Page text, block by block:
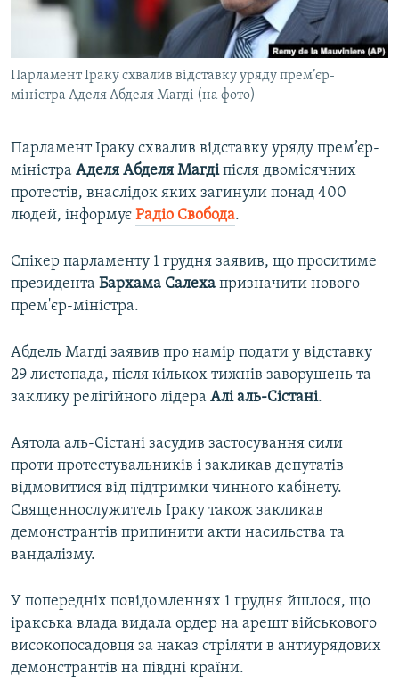
ВІДЕОУРОКИ «ELIFBE»
УКРАЇНСЬКА ПРОБЛЕМА КРИМУ
Русский
Qırımtatar
Усі сайти RFE/RL
Парламент Іраку схвалив відставку уряду прем’єр-
міністра Аделя Абделя Магді (на фото)
Парламент Іраку схвалив відставку уряду прем’єр-
міністра Аделя Абделя Магдіпісля двомісячних
протестів, внаслідок яких загинули понад 400
людей, інформує Радіо Свобода.
Спікер парламенту 1 грудня заявив, що проситиме
президента Бархама Салеха призначити нового
прем'єр-міністра.
Абдель Магді заявив про намір подати у відставку
29 листопада, після кількох тижнів заворушень та
заклику релігійного лідера Алі аль-Сістані.
Аятола аль-Сістані засудив застосування сили
проти протестувальників і закликав депутатів
відмовитися від підтримки чинного кабінету.
Священнослужитель Іраку також закликав
демонстрантів припинити акти насильства та
вандалізму.
У попередніх повідомленнях 1 грудня йшлося, що
іракська влада видала ордер на арешт військового
високопосадовця за наказ стріляти в антиурядових
демонстрантів на півдні країни.